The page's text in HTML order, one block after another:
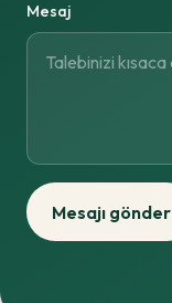
Mesaj
Mesajı gönder